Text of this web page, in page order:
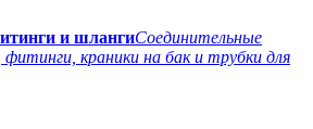
и шлангиСоединительные
краники на бак и трубки для